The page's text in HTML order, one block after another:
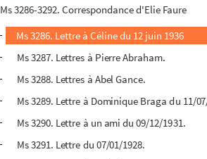
Ms 3286-3292. Correspondance d'Elie Faure
Ms 3286. Lettre à Céline du 12 juin 1936
Ms 3287. Lettres à Pierre Abraham.
Ms 3288. Lettres à Abel Gance.
Ms 3289. Lettre à Dominique Braga du 11/
Ms 3290. Lettre à un ami du 09/12/1931.
Ms 3291. Lettre du 07/01/1928.